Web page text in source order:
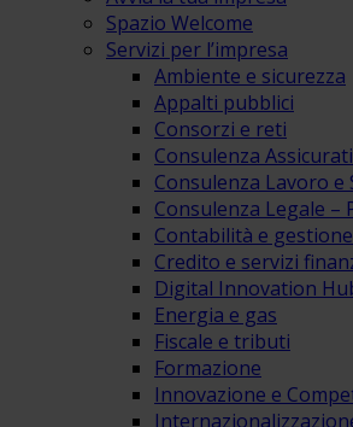
Spazio Welcome
Servizi per l’impresa
Ambiente e sicurezza
Appalti pubblici
Consorzi e reti
Consulenza
Consulenza Lavoro e
Consulenza Legale –
Contabilità e gestione
Credito e servizi
Digital Innovation
Energia e gas
Fiscale e tributi
Formazione
Innovazione e